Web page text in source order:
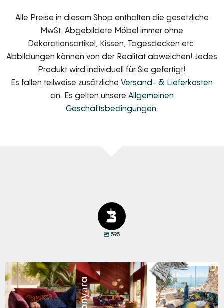
Alle Preise in diesem Shop enthalten die gesetzliche
MwSt. Abgebildete Möbel immer ohne
Dekorationsartikel, Kissen, Tagesdecken etc.
Abbildungen können von der Realität abweichen! Jedes
Produkt wird individuell für Sie gefertigt!
Es fallen teilweise zusätzliche Versand- & Lieferkosten
an. Es gelten unsere Allgemeinen
Geschäftsbedingungen.
595
Den Kopf anlehnen. Die
Gedanken auf Reisen ...
35 0
Manyara. Inspiriert von
der Weite Afrikas....
52 2
Für jeden Lieblingsplatz
die passende Cloud.
☁️...
59 1